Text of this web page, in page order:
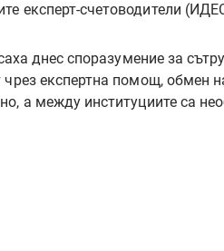
експерт-счетоводители
днес споразумение за
чрез експертна помощ,
а между институциите са